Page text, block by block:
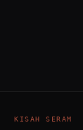
KISAH SERAM